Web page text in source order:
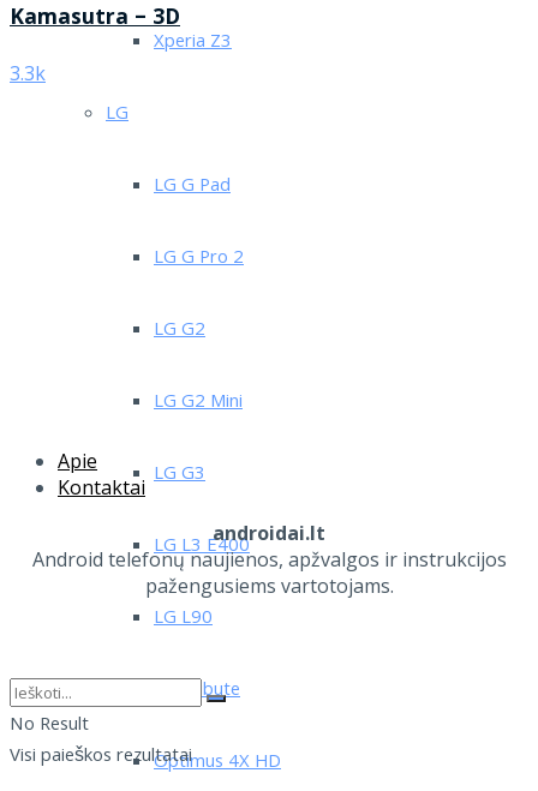
Xperia Z3
LG
LG G Pad
LG G Pro 2
LG G2
LG G2 Mini
LG G3
LG L3 E400
LG L90
LG Tribute
Optimus 4X HD
Kamasutra – 3D
3.3k
Apie
Kontaktai
androidai.lt
Android telefonų naujienos, apžvalgos ir instrukcijos
pažengusiems vartotojams.
No Result
Visi paieškos rezultatai